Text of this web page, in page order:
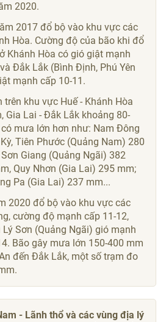
2020.
2017 đổ bộ vào khu vực các
Hòa. Cường độ của bão khi đổ
Khánh Hòa có gió giật mạnh
Đắk Lắk (Bình Định, Phú Yên
mạnh cấp 10-11.
khu vực Huế - Khánh Hòa
Gia Lai - Đắk Lắk khoảng 80-
mưa lớn hơn như: Nam Đông
Tiên Phước (Quảng Nam) 280
Giang (Quảng Ngãi) 382
Quy Nhơn (Gia Lai) 295 mm;
Pa (Gia Lai) 237 mm...
2020 đổ bộ vào khu vực các
cường độ mạnh cấp 11-12,
Sơn (Quảng Ngãi) gió mạnh
Bão gây mưa lớn 150-400 mm
đến Đắk Lắk, một số trạm đo
- Lãnh thổ và các vùng địa lý